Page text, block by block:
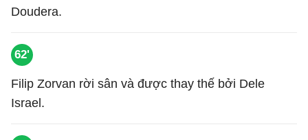
Doudera.
62'
Filip Zorvan rời sân và được thay thế bởi Dele
Israel.